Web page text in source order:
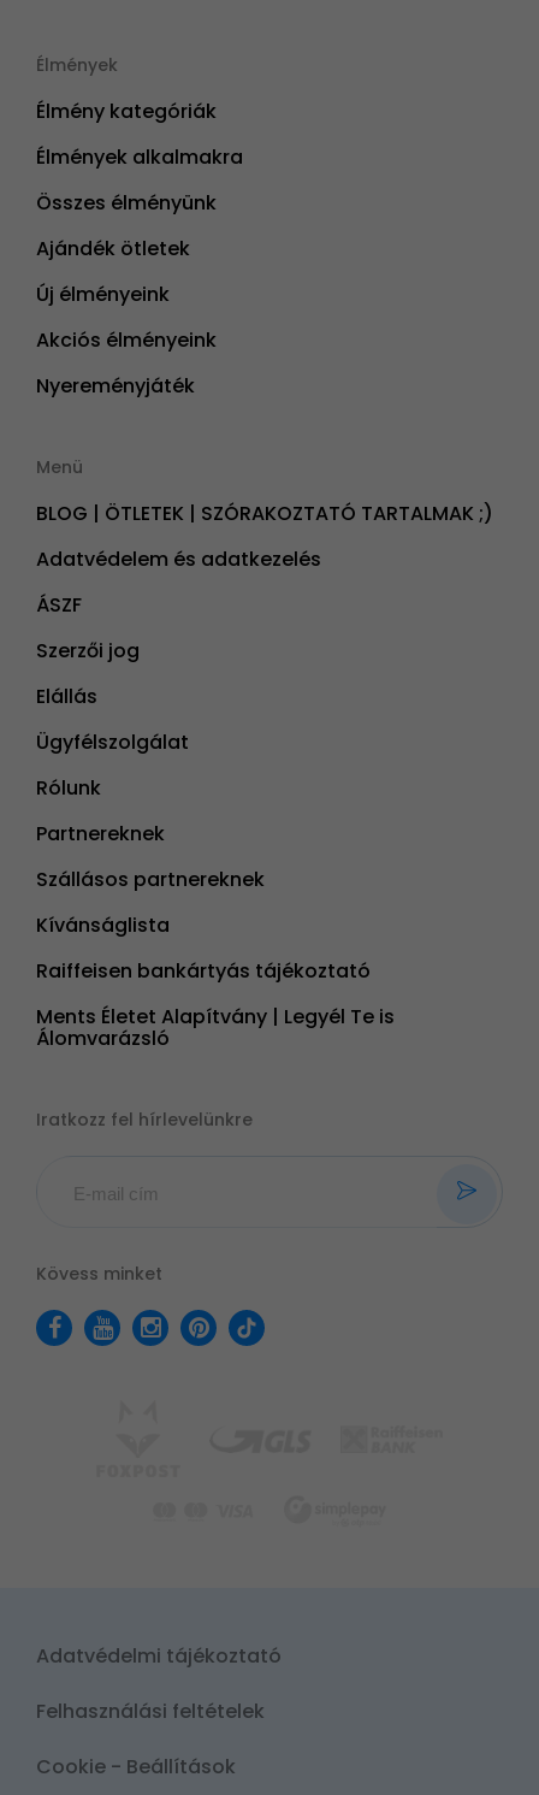
Élmények
Élmény kategóriák
Élmények alkalmakra
Összes élményünk
Ajándék ötletek
Új élményeink
Akciós élményeink
Nyereményjáték
Menü
BLOG | ÖTLETEK | SZÓRAKOZTATÓ TARTALMAK ;)
Adatvédelem és adatkezelés
ÁSZF
Szerzői jog
Elállás
Ügyfélszolgálat
Rólunk
Partnereknek
Szállásos partnereknek
Kívánságlista
Raiffeisen bankártyás tájékoztató
Ments Életet Alapítvány | Legyél Te is
Álomvarázsló
Iratkozz fel hírlevelünkre
Kövess minket
Adatvédelmi tájékoztató
Felhasználási feltételek
Cookie - Beállítások